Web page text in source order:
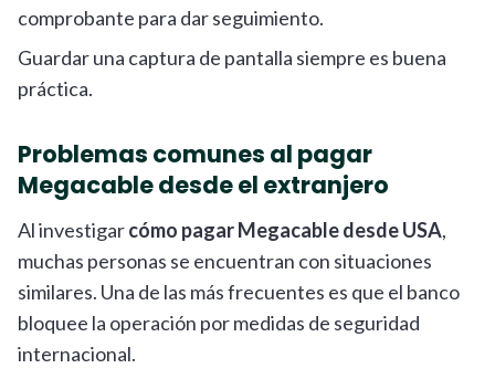
comprobante para dar seguimiento.
Guardar una captura de pantalla siempre es buena
práctica.
Problemas comunes al pagar
Megacable desde el extranjero
Al investigarcómo pagar Megacable desde USA,
muchas personas se encuentran con situaciones
similares. Una de las más frecuentes es que el banco
bloquee la operación por medidas de seguridad
internacional.